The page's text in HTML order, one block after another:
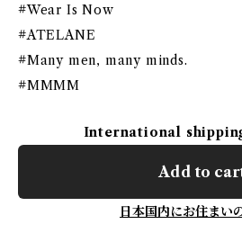
#Wear Is Now
#ATELANE
#Many men, many minds.
#MMMM
International
Add to
日本国内にお住まい